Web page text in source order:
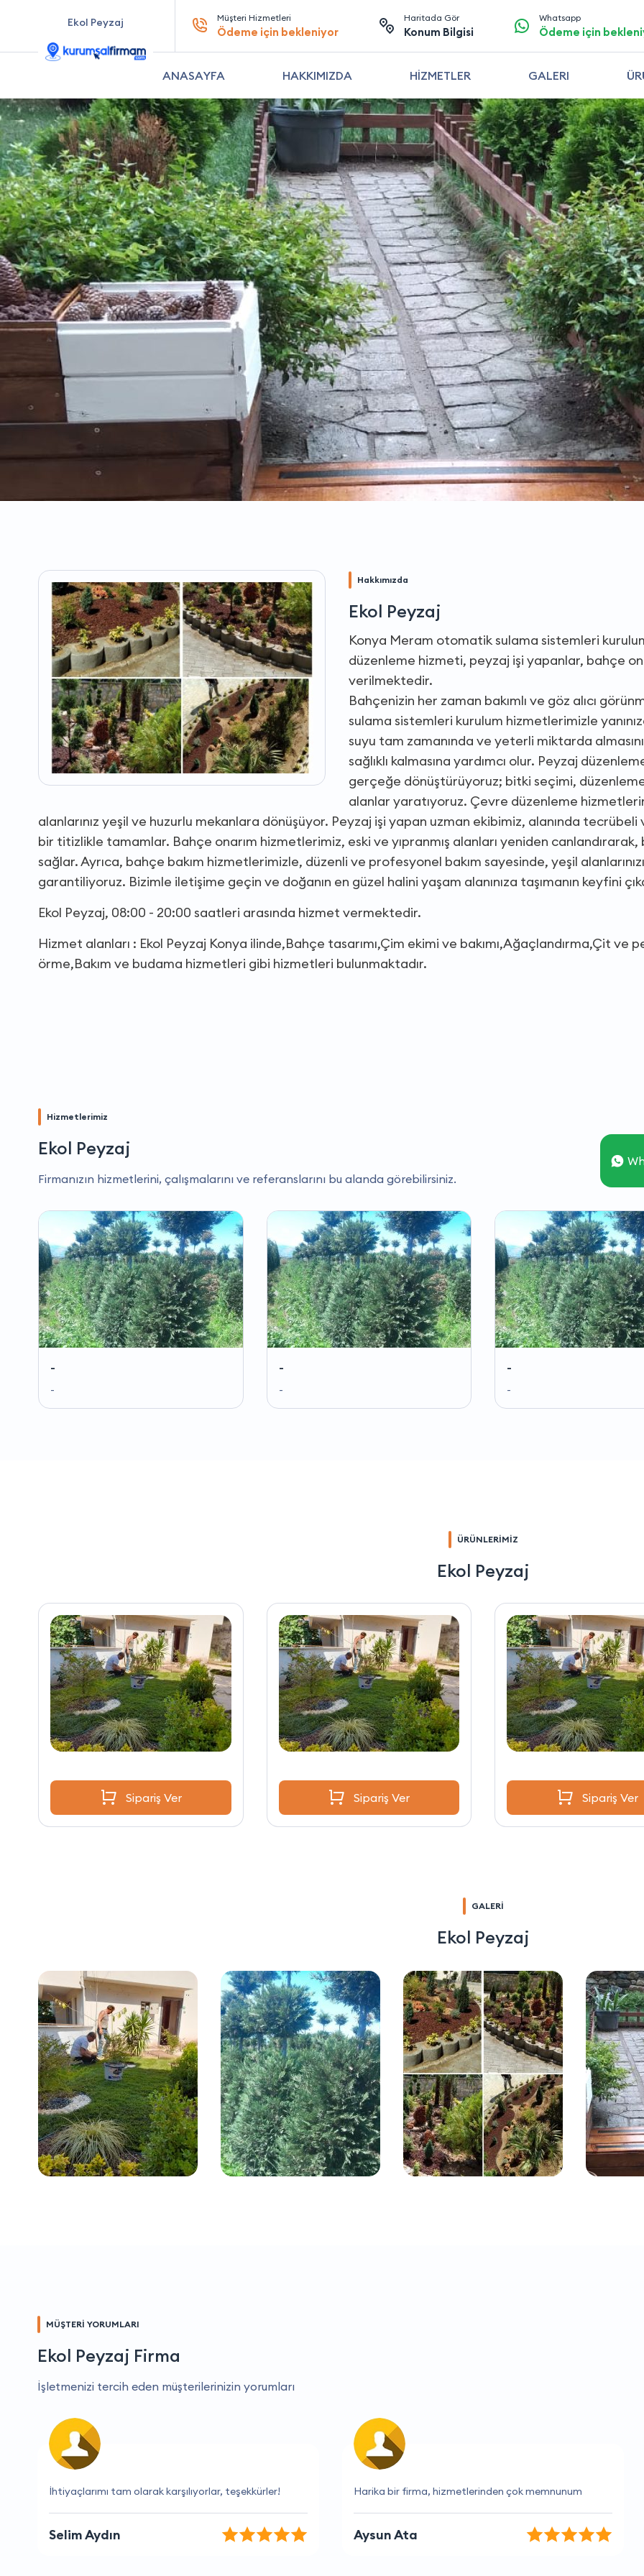
Ekol Peyzaj Müşteri Hizmetleri
Ödeme için bekleniyor
Haritada Gör
Konum Bilgisi
Whatsapp
Ödeme için
ANASAYFA HAKKIMIZDA HİZMETLER GALERI
Hakkımızda
Ekol Peyzaj
Konya Meram otomatik sulama sistemleri
düzenleme hizmeti, peyzaj işi yapanlar, bahçe
verilmektedir.
Bahçenizin her zaman bakımlı ve göz alıcı
sulama sistemleri kurulum hizmetlerimizle
suyu tam zamanında ve yeterli miktarda
sağlıklı kalmasına yardımcı olur. Peyzaj
gerçeğe dönüştürüyoruz; bitki seçimi,
alanlar yaratıyoruz. Çevre düzenleme
alanlarınız yeşil ve huzurlu mekanlara dönüşüyor. Peyzaj işi yapan uzman ekibimiz, alanında
bir titizlikle tamamlar. Bahçe onarım hizmetlerimiz, eski ve yıpranmış alanları yeniden canlandırarak,
sağlar. Ayrıca, bahçe bakım hizmetlerimizle, düzenli ve profesyonel bakım sayesinde, yeşil
garantiliyoruz. Bizimle iletişime geçin ve doğanın en güzel halini yaşam alanınıza taşımanın keyfini
Ekol Peyzaj, 08:00 - 20:00 saatleri arasında hizmet vermektedir.
Hizmet alanları : Ekol Peyzaj Konya ilinde,Bahçe tasarımı,Çim ekimi ve bakımı,Ağaçlandırma,Çit ve
örme,Bakım ve budama hizmetleri gibi hizmetleri bulunmaktadır.
Hizmetlerimiz
Ekol Peyzaj
Firmanızın hizmetlerini, çalışmalarını ve referanslarını bu alanda görebilirsiniz.
-
-
-
-
-
-
ÜRÜNLERİMİZ
Ekol Peyzaj
Sipariş Ver Sipariş Ver Sipariş Ver
GALERİ
Ekol Peyzaj
MÜŞTERİ YORUMLARI
Ekol Peyzaj Firma
İşletmenizi tercih eden müşterilerinizin yorumları
Harika bir firma, hizmetlerinden çok memnunum
Aysun Ata
Fiyatlar ve hizmet kalitesi müthiş
Serkan Kara